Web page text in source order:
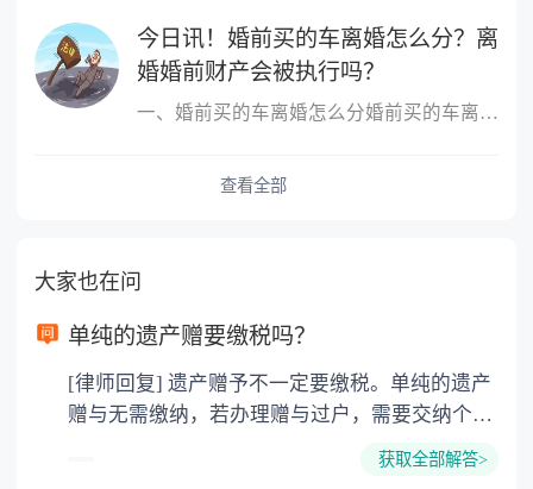
今日讯！婚前买的车离婚怎么分？离
婚婚前财产会被执行吗？
一、婚前买的车离婚怎么分婚前买的车离婚，除另有约定外，一般归个
查看全部
大家也在问
单纯的遗产赠要缴税吗？
[律师回复] 遗产赠予不一定要缴税。单纯的遗产
赠与无需缴纳，若办理赠与过户，需要交纳个人
所得税、契税和公证费。赠与过户是没有增值税
获取全部解答>